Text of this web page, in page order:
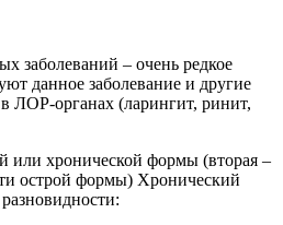
заболеваний – очень редкое
данное заболевание и другие
ЛОР-органах (ларингит, ринит,
или хронической формы (вторая –
острой формы) Хронический